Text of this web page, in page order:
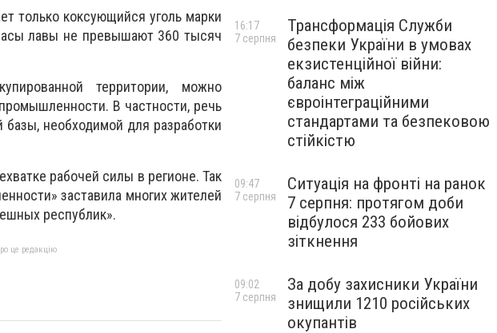
только коксующийся уголь марки
лавы не превышают 360 тысяч
территории, можно
В частности, речь
необходимой для разработки
рабочей силы в регионе. Так
заставила многих жителей
республик».
це редакцію
Трансформація Служби
безпеки України в умовах
екзистенційної війни:
баланс між
євроінтеграційними
стандартами та безпековою
стійкістю
16:17
7 серпня
Ситуація на фронті на ранок
7 серпня: протягом доби
відбулося 233 бойових
зіткнення
09:47
7 серпня
За добу захисники України
знищили 1210 російських
окупантів
09:02
7 серпня